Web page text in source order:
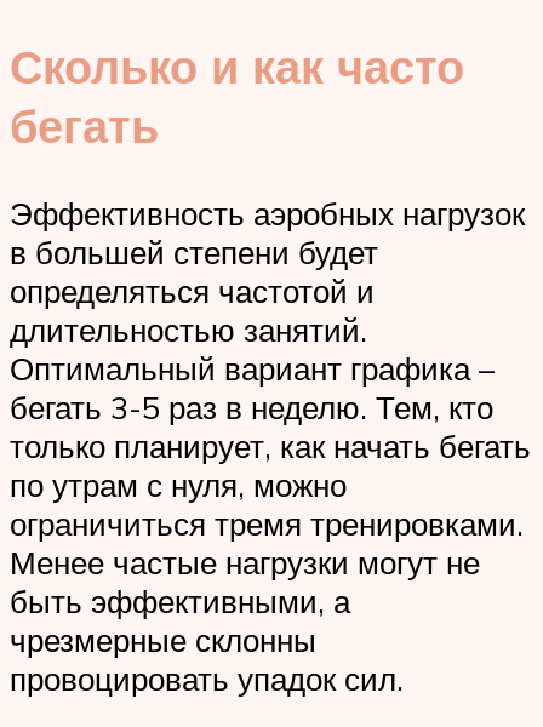
Сколько и как часто
бегать
Эффективность аэробных нагрузок
в большей степени будет
определяться частотой и
длительностью занятий.
Оптимальный вариант графика –
бегать 3-5 раз в неделю. Тем, кто
только планирует, как начать бегать
по утрам с нуля, можно
ограничиться тремя тренировками.
Менее частые нагрузки могут не
быть эффективными, а
чрезмерные склонны
провоцировать упадок сил.